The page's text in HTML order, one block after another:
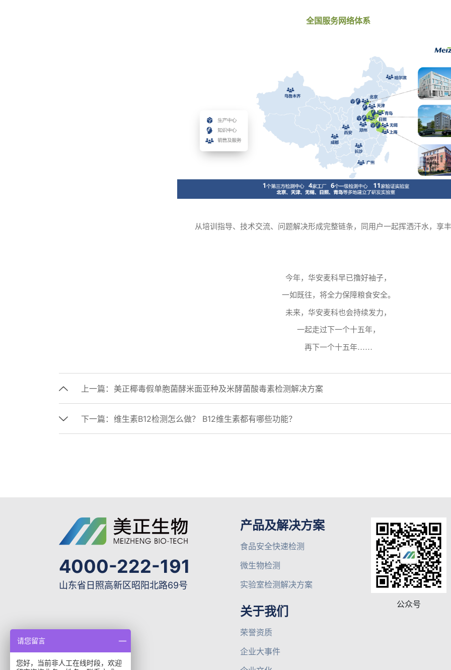
全国服务网络体系
从培训指导、技术交流、问题解决形成完整链条，同用户一起挥洒汗水，享丰
今年，华安麦科早已撸好袖子，
一如既往，将全力保障粮食安全。
未来，华安麦科也会持续发力，
一起走过下一个十五年，
再下一个十五年……
上一篇： 美正椰毒假单胞菌酵米面亚种及米酵菌酸毒素检测解决方案
下一篇： 维生素B12检测怎么做？ B12维生素都有哪些功能？
4000-222-191
山东省日照高新区昭阳北路69号
产品及解决方案
食品安全快速检测
微生物检测
实验室检测解决方案
关于我们
荣誉资质
企业大事件
公众号
请您留言
您好，当前非人工在线时段，欢迎